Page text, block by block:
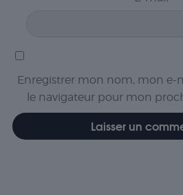
Enregistrer mon nom, mon e-
le navigateur pour mon